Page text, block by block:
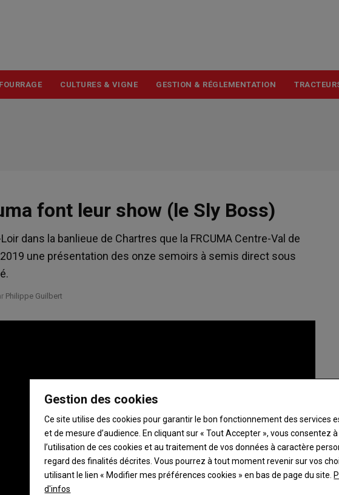
CULTURES & VIGNE GESTION & RÉGLEMENTATION
font leur show (le Sly Boss)
dans la banlieue de Chartres que la FRCUMA Centre-Val de
une présentation des onze semoirs à semis direct sous
Philippe Guilbert
Gestion des cookies
Ce site utilise des cookies pour garantir le bon fonctionnement des services
et de mesure d’audience. En cliquant sur « Tout Accepter », vous consentez à
l’utilisation de ces cookies et au traitement de vos données à caractère
regard des finalités décrites. Vous pourrez à tout moment revenir sur vos
utilisant le lien « Modifier mes préférences cookies » en bas de page du site.
d'infos